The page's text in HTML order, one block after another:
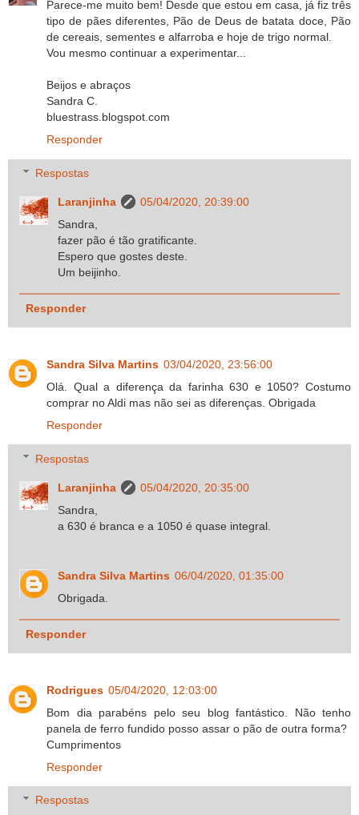
Parece-me muito bem! Desde que estou em casa, já fiz três
tipo de pães diferentes, Pão de Deus de batata doce, Pão
de cereais, sementes e alfarroba e hoje de trigo normal.
Vou mesmo continuar a experimentar...
Beijos e abraços
Sandra C.
bluestrass.blogspot.com
Responder
Respostas
Laranjinha
05/04/2020, 20:39:00
Sandra,
fazer pão é tão gratificante.
Espero que gostes deste.
Um beijinho.
Responder
Sandra Silva Martins 03/04/2020, 23:56:00
Olá. Qual a diferença da farinha 630 e 1050? Costumo
comprar no Aldi mas não sei as diferenças. Obrigada
Responder
Respostas
Laranjinha
05/04/2020, 20:35:00
Sandra,
a 630 é branca e a 1050 é quase integral.
Sandra Silva Martins 06/04/2020, 01:35:00
Obrigada.
Responder
Rodrigues 05/04/2020, 12:03:00
Bom dia parabéns pelo seu blog fantástico. Não tenho
panela de ferro fundido posso assar o pão de outra forma?
Cumprimentos
Responder
Respostas